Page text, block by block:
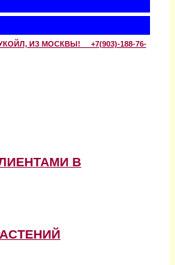
ИЗ МОСКВЫ! +7(903)-188-76-
В